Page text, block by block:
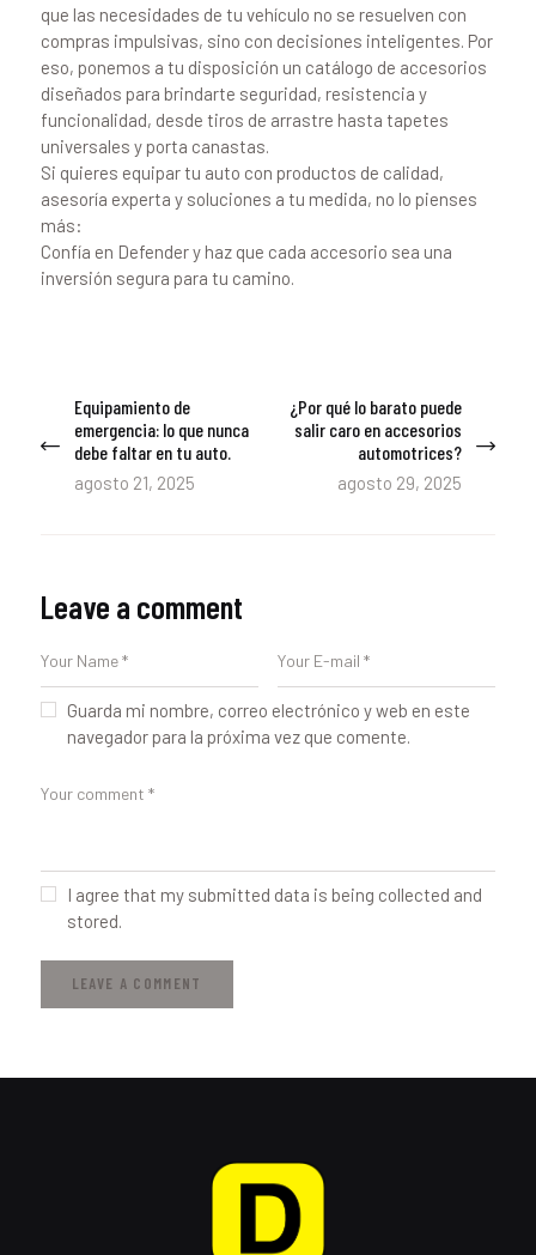
que las necesidades de tu vehículo no se resuelven con
compras impulsivas, sino con decisiones inteligentes. Por
eso, ponemos a tu disposición un catálogo de accesorios
diseñados para brindarte seguridad, resistencia y
funcionalidad, desde tiros de arrastre hasta tapetes
universales y porta canastas.
Si quieres equipar tu auto con productos de calidad,
asesoría experta y soluciones a tu medida, no lo pienses
más:
Confía en Defender y haz que cada accesorio sea una
inversión segura para tu camino.
Navegación
de
entradas
Previous
post:
Equipamiento de
emergencia: lo que nunca
debe faltar en tu auto.
agosto 21, 2025
¿Por qué lo barato puede
salir caro en accesorios
automotrices?
agosto 29, 2025
Leave a comment
Guarda mi nombre, correo electrónico y web en este
navegador para la próxima vez que comente.
I agree that my submitted data is being collected and
stored.